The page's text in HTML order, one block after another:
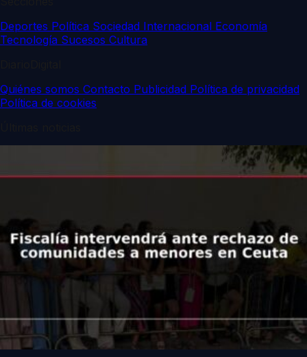
Deportes Política Sociedad Internacional Economía
Tecnología Sucesos Cultura
Quiénes somos Contacto Publicidad Política de privacidad
Política de cookies